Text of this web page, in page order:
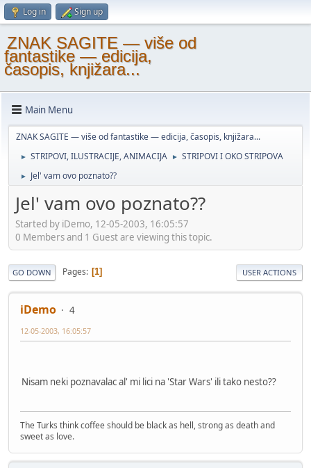
Log in Sign up
ZNAK SAGITE — više od
fantastike — edicija,
časopis, knjižara...
Main Menu
ZNAK SAGITE — više od fantastike — edicija, časopis, knjižara...
► STRIPOVI, ILUSTRACIJE, ANIMACIJA ► STRIPOVI I OKO STRIPOVA
► Jel' vam ovo poznato??
Jel' vam ovo poznato??
Started by iDemo, 12-05-2003, 16:05:57
0 Members and 1 Guest are viewing this topic.
GO DOWN Pages 1 USER ACTIONS
iDemo 4
12-05-2003, 16:05:57
Nisam neki poznavalac al' mi lici na 'Star Wars' ili tako nesto??
The Turks think coffee should be black as hell, strong as death and
sweet as love.